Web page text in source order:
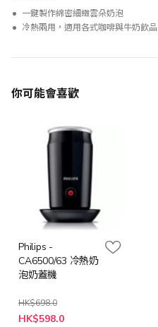
一鍵製作綿密細緻雲朵奶泡
冷熱兩用，適用各式咖啡與牛奶飲品
你可能會喜歡
Philips -
CA6500/63 冷熱奶
泡奶蓋機
HK$698.0
特
HK$598.0